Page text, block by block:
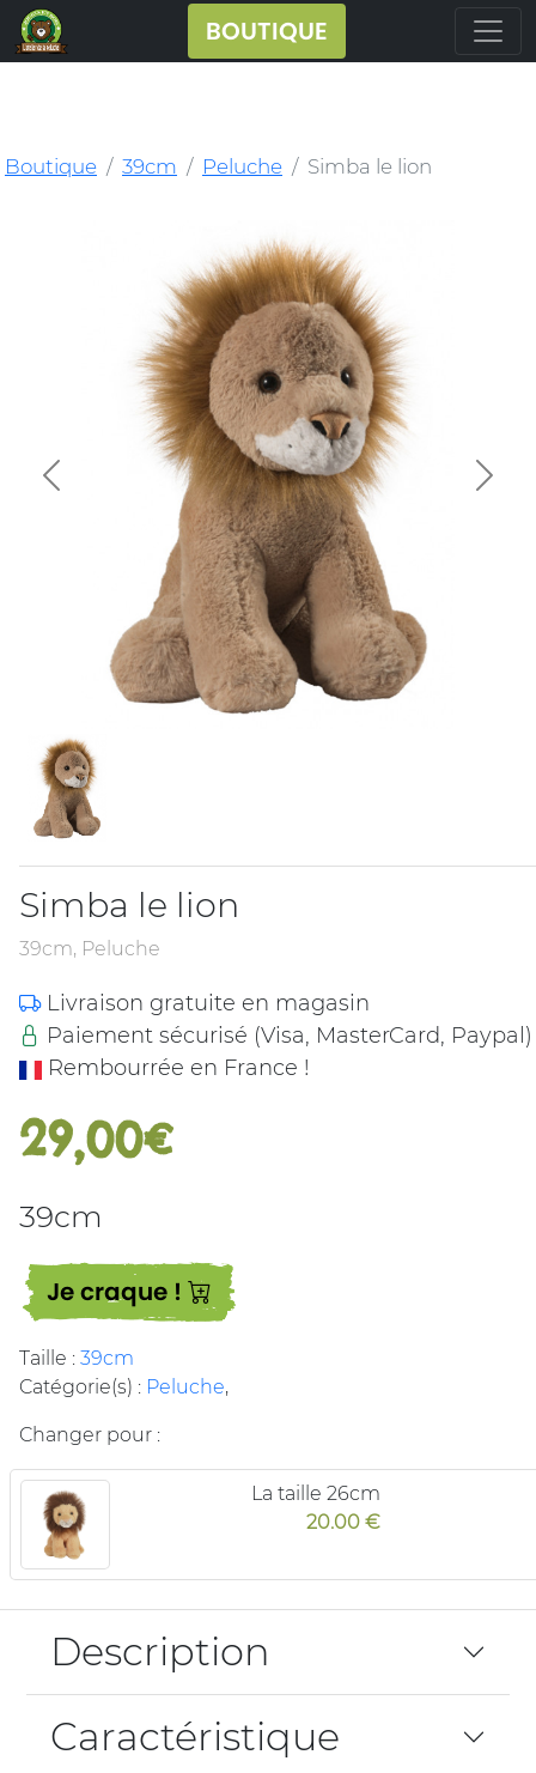
BOUTIQUE
Boutique 39cm Peluche Simba le lion
Previous Next
Simba le lion
39cm, Peluche
Livraison gratuite en magasin
Paiement sécurisé (Visa, MasterCard, Paypal)
Rembourrée en France !
29,00€
39cm
Je craque !
Taille : 39cm
Catégorie(s) : Peluche,
Changer pour :
La taille 26cm
20.00 €
Description
Caractéristique